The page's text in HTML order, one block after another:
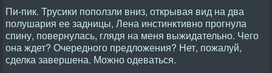
Пи-пик. Трусики поползли вниз, открывая вид на два
полушария ее задницы, Лена инстинктивно прогнула
спину, повернулась, глядя на меня выжидательно. Чего
она ждет? Очередного предложения? Нет, пожалуй,
сделка завершена. Можно одеваться.